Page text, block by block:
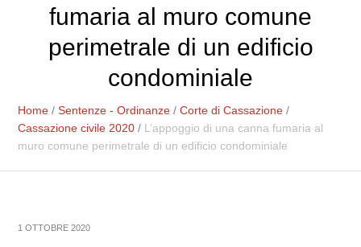
fumaria al muro comune
perimetrale di un edificio
condominiale
Home /Sentenze - Ordinanze /Corte di Cassazione /
Cassazione civile 2020 / L’appoggio di una canna fumaria al
muro comune perimetrale di un edificio condominiale
1 OTTOBRE 2020